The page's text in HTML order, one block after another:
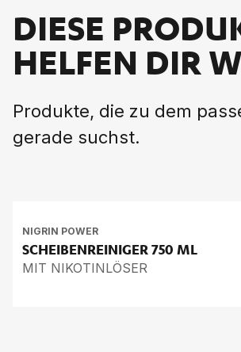
DIESE
HELFEN DIR
Produkte, die zu dem
gerade suchst.
NIGRIN POWER
SCHEIBENREINIGER750 ML
MIT NIKOTINLÖSER